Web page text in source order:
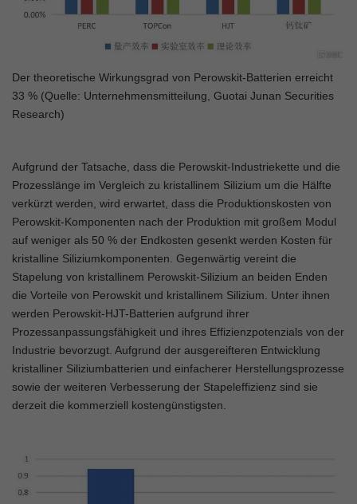
Der theoretische Wirkungsgrad von Perowskit-Batterien erreicht
33 % (Quelle: Unternehmensmitteilung, Guotai Junan Securities
Research)
Aufgrund der Tatsache, dass die Perowskit-Industriekette und die
Prozesslänge im Vergleich zu kristallinem Silizium um die Hälfte
verkürzt werden, wird erwartet, dass die Produktionskosten von
Perowskit-Komponenten nach der Produktion mit großem Modul
auf weniger als 50 % der Endkosten gesenkt werden Kosten für
kristalline Siliziumkomponenten. Gegenwärtig vereint die
Stapelung von kristallinem Perowskit-Silizium an beiden Enden
die Vorteile von Perowskit und kristallinem Silizium. Unter ihnen
werden Perowskit-HJT-Batterien aufgrund ihrer
Prozessanpassungsfähigkeit und ihres Effizienzpotenzials von der
Industrie bevorzugt. Aufgrund der ausgereifteren Entwicklung
kristalliner Siliziumbatterien und einfacherer Herstellungsprozesse
sowie der weiteren Verbesserung der Stapeleffizienz sind sie
derzeit die kommerziell kostengünstigsten.